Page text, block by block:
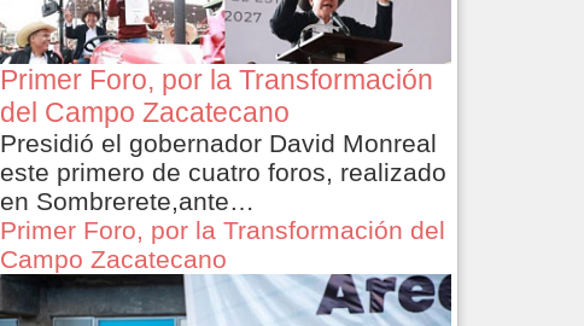
Primer Foro, por la Transformación
del Campo Zacatecano
Presidió el gobernador David Monreal
este primero de cuatro foros, realizado
en Sombrerete,ante…
Primer Foro, por la Transformación del
Campo Zacatecano